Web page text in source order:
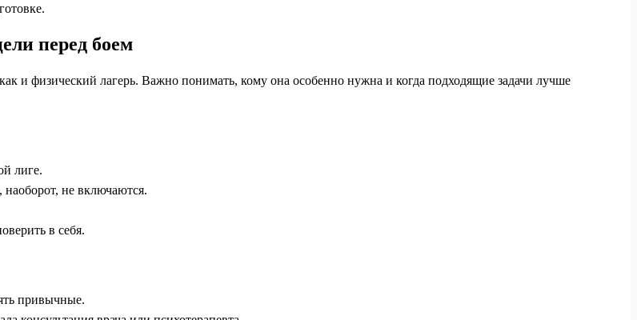
перед боем
и физический лагерь. Важно понимать, кому она особенно нужна и когда подходящие задачи лучше
лиге.
не включаются.
в себя.
привычные.